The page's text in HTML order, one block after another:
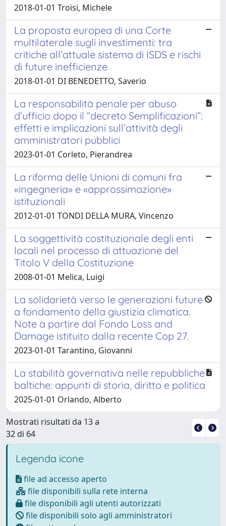
2018-01-01 Troisi, Michele
La proposta europea di una Corte
multilaterale sugli investimenti: tra
critiche all’attuale sistema di ISDS e rischi
di future inefficienze
2018-01-01 DI BENEDETTO, Saverio
La responsabilità penale per abuso
d’ufficio dopo il “decreto Semplificazioni”:
effetti e implicazioni sull’attività degli
amministratori pubblici
2023-01-01 Corleto, Pierandrea
La riforma delle Unioni di comuni fra
«ingegneria» e «approssimazione»
istituzionali
2012-01-01 TONDI DELLA MURA, Vincenzo
La soggettività costituzionale degli enti
locali nel processo di attuazione del
Titolo V della Costituzione
2008-01-01 Melica, Luigi
La solidarietà verso le generazioni future
a fondamento della giustizia climatica.
Note a partire dal Fondo Loss and
Damage istituito dalla recente Cop 27.
2023-01-01 Tarantino, Giovanni
La stabilità governativa nelle repubbliche
baltiche: appunti di storia, diritto e politica
2025-01-01 Orlando, Alberto
Mostrati risultati da 13 a
32 di 64
Legenda icone
file ad accesso aperto
file disponibili sulla rete interna
file disponibili agli utenti autorizzati
file disponibili solo agli amministratori